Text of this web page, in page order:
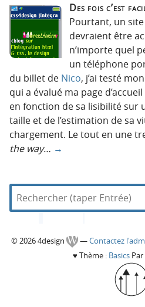
Des fois c’est
Pourtant, un
devraient être
n’importe quel
un téléphone
du billet de Nico, j’ai testé
qui a évalué ma page
en fonction de sa lisibilité sur
taille et de l’estimation de sa
chargement. Le tout en une
the way… →
N
a
v
R
R
e
d
4
C
© 2026 4design —Contactez
♥ Thème : Basics